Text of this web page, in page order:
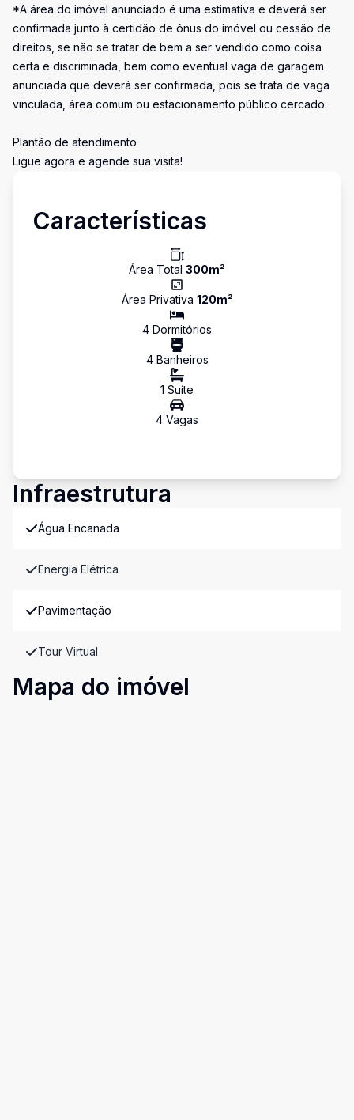
*A área do imóvel anunciado é uma estimativa e deverá ser
confirmada junto à certidão de ônus do imóvel ou cessão de
direitos, se não se tratar de bem a ser vendido como coisa
certa e discriminada, bem como eventual vaga de garagem
anunciada que deverá ser confirmada, pois se trata de vaga
vinculada, área comum ou estacionamento público cercado.
Plantão de atendimento
Ligue agora e agende sua visita!
Características
Área Total 300m²
Área Privativa 120m²
4 Dormitórios
4Banheiros
1 Suíte
4 Vagas
Infraestrutura
Água Encanada
Energia Elétrica
Pavimentação
Tour Virtual
Mapa do imóvel